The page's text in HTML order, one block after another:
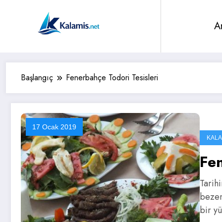
Başlangıç Fenerbahçe Todori Tesisleri
17 Ocak 2019
bir